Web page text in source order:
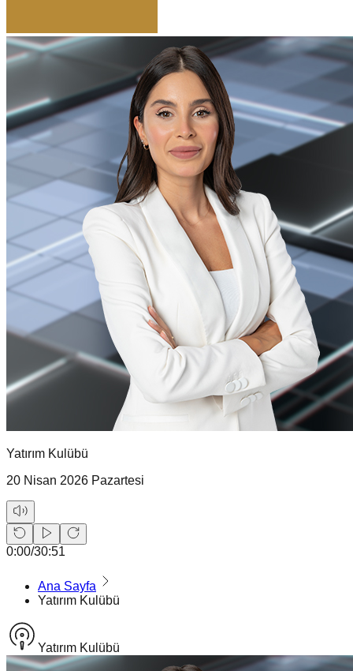
Yatırım Kulübü
20 Nisan 2026 Pazartesi
0:00/30:51
Ana Sayfa
Yatırım Kulübü
Yatırım Kulübü